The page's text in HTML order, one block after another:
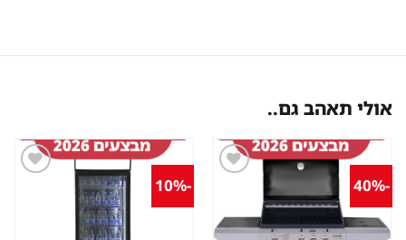
אולי תאהב גם..
במועדפים